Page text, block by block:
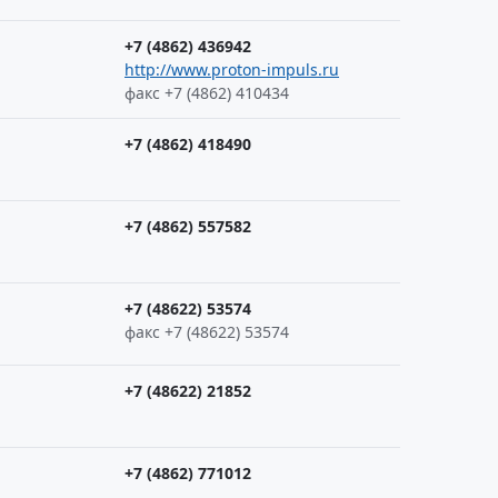
+7 (4862) 436942
http://www.proton-impuls.ru
факс +7 (4862) 410434
+7 (4862) 418490
+7 (4862) 557582
+7 (48622) 53574
факс +7 (48622) 53574
+7 (48622) 21852
+7 (4862) 771012